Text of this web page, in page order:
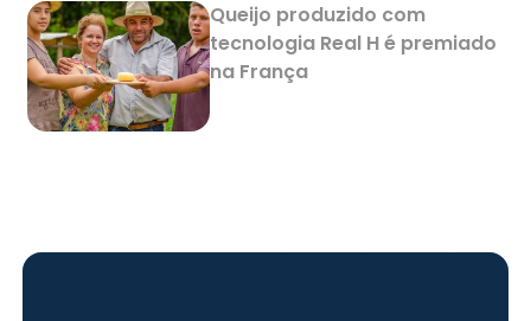
Queijo produzido com
tecnologia Real H é premiado
na França